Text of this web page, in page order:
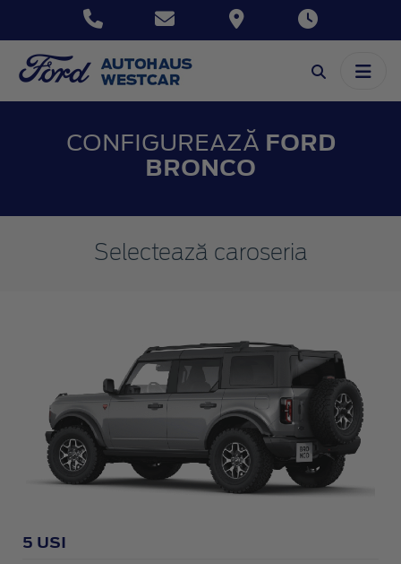
CONFIGUREAZĂ FORD
BRONCO
Selectează caroseria
5 USI